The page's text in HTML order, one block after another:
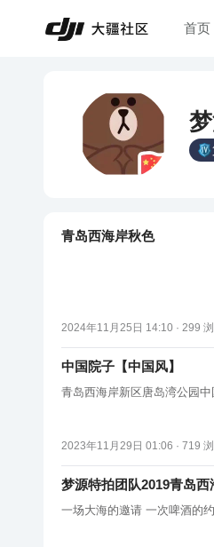
首页
青岛西海岸秋色
2024年11月25日 14:10 · 299
中国院子【中国风】
青岛西海岸新区唐岛湾公园中
2023年11月29日 01:06 · 719
梦源特拍团队2019青岛
一场大海的邀请 一次啤酒的